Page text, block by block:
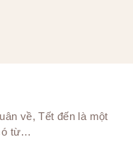
về, Tết đến là một
từ…